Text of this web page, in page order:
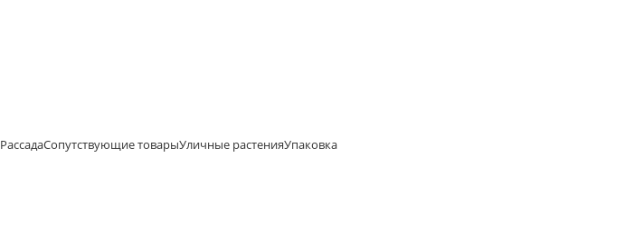
РассадаСопутствующие товарыУличные растенияУпаковка